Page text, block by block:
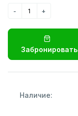
Забронировать
Наличие: